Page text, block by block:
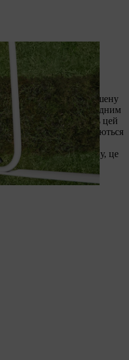
STIHL Вам більше не
утилізувати скошену
сама по собі є природним
експерти називають цей
та знову повертаються
джерела вологи та
про здоров'я газону, це
сили й частіше